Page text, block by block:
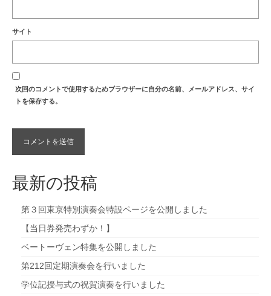
サイト
次回のコメントで使用するためブラウザーに自分の名前、メールアドレス、サイ
トを保存する。
最新の投稿
第３回東京特別演奏会特設ページを公開しました
【当日券発売わずか！】
ベートーヴェン特集を公開しました
第212回定期演奏会を行いました
学位記授与式の祝賀演奏を行いました